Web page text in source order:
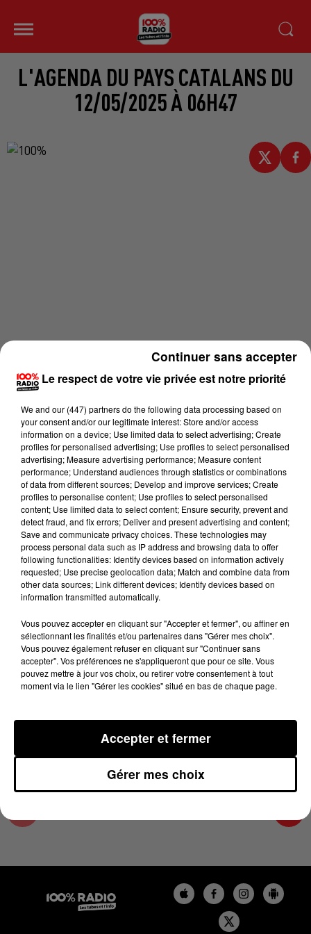
L'AGENDA DU PAYS CATALANS DU
12/05/2025 À 06H47
Lecture (1 min 13 sec)
100%
100% Radio l'agenda du Pays catalans
12 mai 2025 - 1 min 13 sec
L'AGENDA DU PAYS CATALANS DU 12/05/2025
À 06H47
L'agenda du Pays catalan
Le respect de votre vie privée est notre priorité
We and our (447) partnersdo the following data processing based on
your consent and/or our legitimate interest: Store and/or access
information on a device; Use limited data to select advertising; Create
profiles for personalised advertising; Use profiles to select personalised
advertising; Measure advertising performance; Measure content
performance; Understand audiences through statistics or combinations
of data from different sources; Develop and improve services; Create
profiles to personalise content; Use profiles to select personalised
content; Use limited data to select content; Ensure security, prevent and
detect fraud, and fix errors; Deliver and present advertising and content;
Save and communicate privacy choices. These technologies may
process personal data such as IP address and browsing data to offer
following functionalities: Identify devices based on information actively
requested; Use precise geolocation data; Match and combine data from
other data sources; Link different devices; Identify devices based on
information transmitted automatically.
Vous pouvez accepter en cliquant sur "Accepter et fermer", ou affiner en
sélectionnant les finalités et/ou partenaires dans "Gérer mes choix".
Vous pouvez également refuser en cliquant sur "Continuer sans
accepter". Vos préférences ne s'appliqueront que pour ce site. Vous
pouvez mettre à jour vos choix, ou retirer votre consentement à tout
moment via le lien "Gérer les cookies" situé en bas de chaque page.
Gérer mes choix
Accepter et fermer
Continuer sans accepter